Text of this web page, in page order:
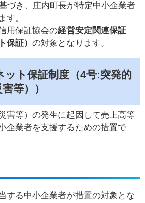
づき、庄内町長が特定中小企業者
す。
用保証協会の経営安定関連保証
保証） の対象となります。
ット保証制度（4号:突発的
等））
害等）の発生に起因して売上高等
企業者を支援するための措置で
する中小企業者が措置の対象とな